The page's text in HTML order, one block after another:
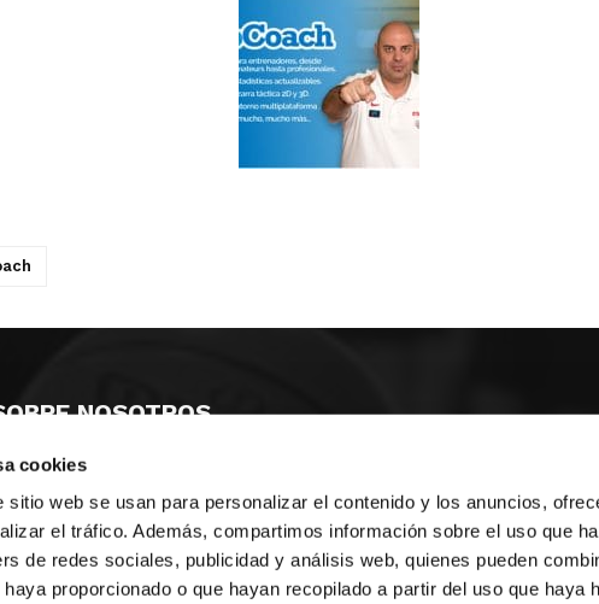
cookies
sitio web se usan para personalizar el contenido y los anuncios,
el tráfico. Además, compartimos información sobre el uso que
de redes sociales, publicidad y análisis web, quienes pueden
proporcionado o que hayan recopilado a partir del uso que haya
NOSOTROS
MONESTIR DE POBLET 14 1ª 3º
CIUDAD DE MATANZAS 12
fbcv@fbcv.es